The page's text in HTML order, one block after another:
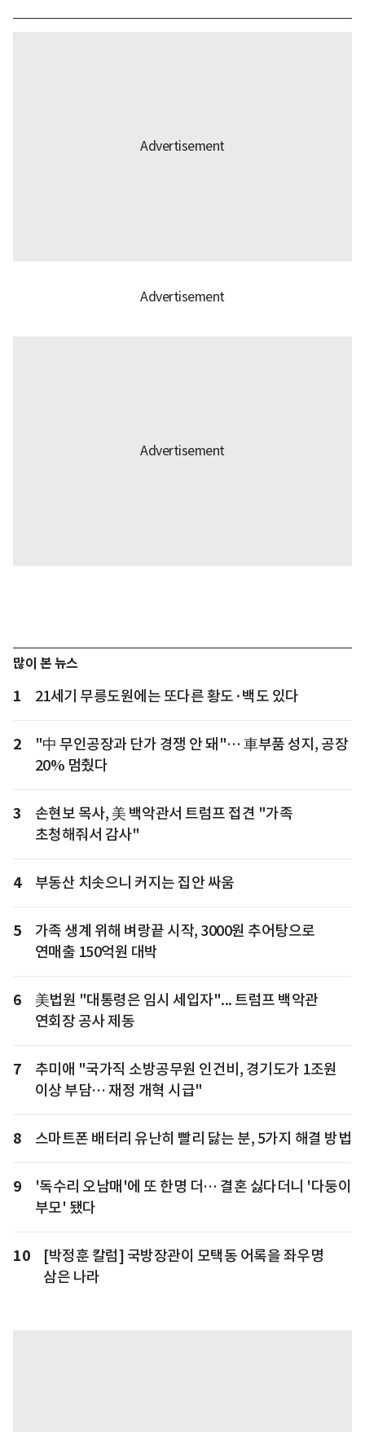
많이 본 뉴스
1 21세기 무릉도원에는 또다른 황도·백도 있다
2
"中 무인공장과 단가 경쟁 안 돼"… 車부품 성지, 공장
20% 멈췄다
3
손현보 목사, 美 백악관서 트럼프 접견 "가족
초청해줘서 감사"
4 부동산 치솟으니 커지는 집안 싸움
5
가족 생계 위해 벼랑끝 시작, 3000원 추어탕으로
연매출 150억원 대박
6
美법원 "대통령은 임시 세입자"... 트럼프 백악관
연회장 공사 제동
7
추미애 "국가직 소방공무원 인건비, 경기도가 1조원
이상 부담… 재정 개혁 시급"
8 스마트폰 배터리 유난히 빨리 닳는 분, 5가지 해결 방법
9
'독수리 오남매'에 또 한명 더… 결혼 싫다더니 '다둥이
부모' 됐다
10
[박정훈 칼럼] 국방장관이 모택동 어록을 좌우명
삼은 나라